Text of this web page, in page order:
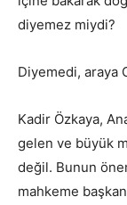
diyemez miydi?
Diyemedi, araya
Kadir Özkaya,
gelen ve büyük
değil. Bunun
mahkeme